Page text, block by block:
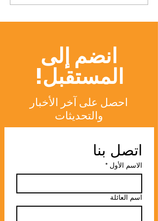
مجتمع الجامعة السويسرية
الدولية المتميز
انضم إلى
المستقبل!
احصل على آخر الأخبار
والتحديثات
اتصل بنا
الاسم الأول *
اسم العائلة